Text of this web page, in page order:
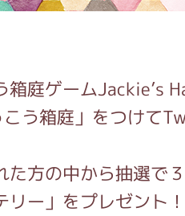
箱庭ゲームJackie’s
こう箱庭」をつけて
た方の中から抽選で
リー」をプレゼント！